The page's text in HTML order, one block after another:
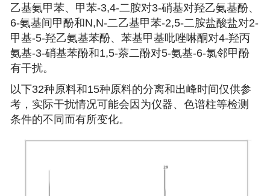
乙基氨甲苯、甲苯-3,4-二胺对3-硝基对羟乙氨基酚、
6-氨基间甲酚和N,N-二乙基甲苯-2,5-二胺盐酸盐对2-
甲基-5-羟乙氨基苯酚、苯基甲基吡唑啉酮对4-羟丙
氨基-3-硝基苯酚和1,5-萘二酚对5-氨基-6-氯邻甲酚
有干扰。
以下32种原料和15种原料的分离和出峰时间仅供参
考，实际干扰情况可能会因为仪器、色谱柱等检测
条件的不同而有所变化。